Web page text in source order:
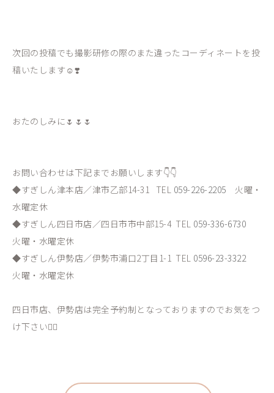
次回の投稿でも撮影研修の際のまた違ったコーディネートを投
稿いたします☺️❣️
おたのしみに🌷🌷🌷
お問い合わせは下記までお願いします👇👇
◆すぎしん津本店／津市乙部14-31 TEL 059-226-2205 火曜・
水曜定休
◆すぎしん四日市店／四日市市中部15-4 TEL 059-336-6730
火曜・水曜定休
◆すぎしん伊勢店／伊勢市浦口2丁目1-1 TEL 0596-23-3322
火曜・水曜定休
四日市店、伊勢店は完全予約制となっておりますのでお気をつ
け下さい🙇‍♀️